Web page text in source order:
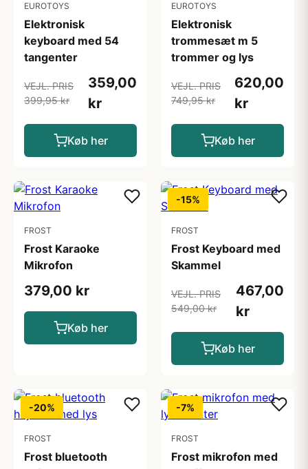
EUROTOYS
Elektronisk
keyboard med 54
tangenter
VEJL. PRIS
399,95 kr
359,00
kr
Køb her
EUROTOYS
Elektronisk
trommesæt m 5
trommer og lys
VEJL. PRIS
749,95 kr
620,00
kr
Køb her
FROST
Frost Karaoke
Mikrofon
379,00 kr
Køb her
-15%
FROST
Frost Keyboard med
Skammel
VEJL. PRIS
549,00 kr
467,00
kr
Køb her
-20%
FROST
Frost bluetooth
-7%
FROST
Frost mikrofon med